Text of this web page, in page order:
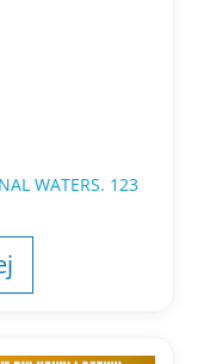
WATERS. 123